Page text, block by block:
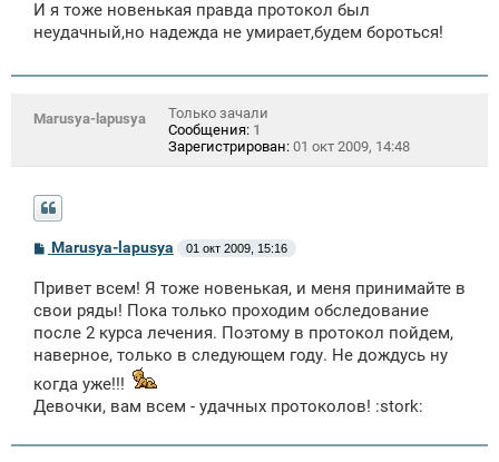
б
щ
е
и
И я тоже новенькая правда протокол был
неудачный,но надежда не умирает,будем бороться!
Marusya-lapusya
Только зачали
Сообщения: 1
Зарегистрирован: 01 окт 2009, 14:48
С
о
б
щ
н
и
Marusya-lapusya 01 окт 2009, 15:16
Привет всем! Я тоже новенькая, и меня принимайте в
свои ряды! Пока только проходим обследование
после 2 курса лечения. Поэтому в протокол пойдем,
наверное, только в следующем году. Не дождусь ну
когда уже!!!
Девочки, вам всем - удачных протоколов! :stork: